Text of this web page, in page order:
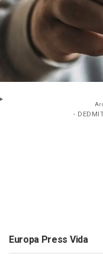
-
Europa Press Vida